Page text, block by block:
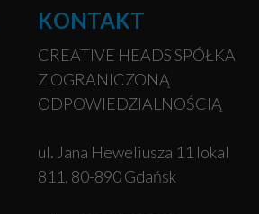
KONTAKT
CREATIVE HEADS SPÓŁKA
Z OGRANICZONĄ
ODPOWIEDZIALNOŚCIĄ
ul. Jana Heweliusza 11 lokal
811, 80-890 Gdańsk